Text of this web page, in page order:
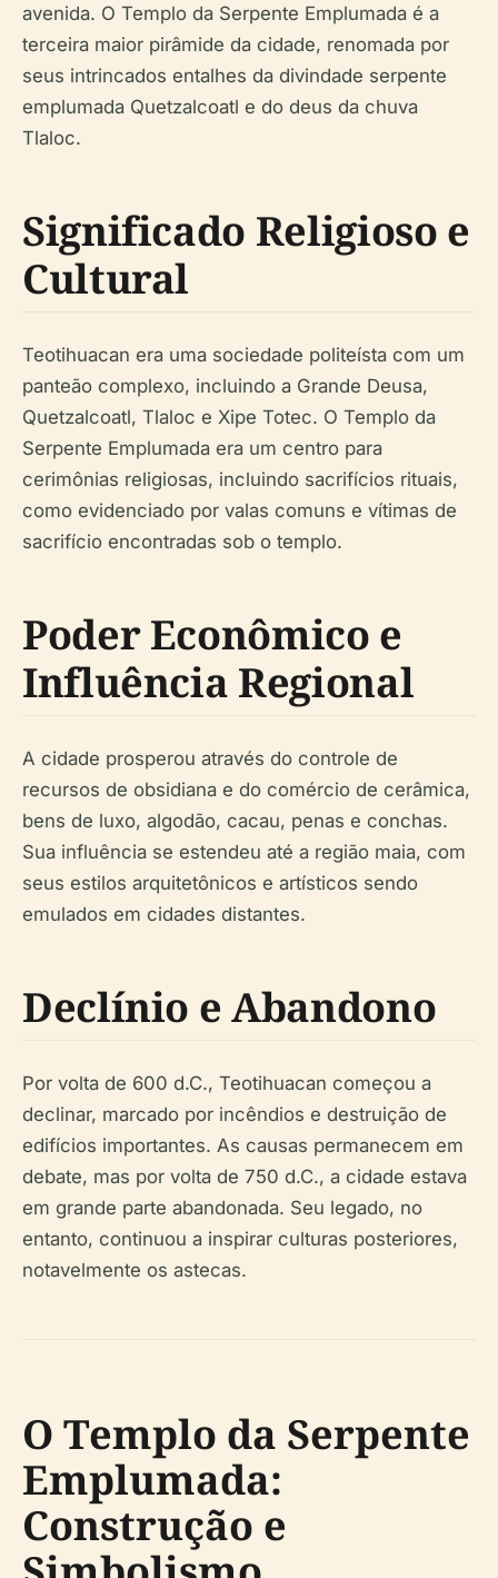
avenida. O Templo da Serpente Emplumada é a
terceira maior pirâmide da cidade, renomada por
seus intrincados entalhes da divindade serpente
emplumada Quetzalcoatl e do deus da chuva
Tlaloc.
Significado Religioso e
Cultural
Teotihuacan era uma sociedade politeísta com um
panteão complexo, incluindo a Grande Deusa,
Quetzalcoatl, Tlaloc e Xipe Totec. O Templo da
Serpente Emplumada era um centro para
cerimônias religiosas, incluindo sacrifícios rituais,
como evidenciado por valas comuns e vítimas de
sacrifício encontradas sob o templo.
Poder Econômico e
Influência Regional
A cidade prosperou através do controle de
recursos de obsidiana e do comércio de cerâmica,
bens de luxo, algodão, cacau, penas e conchas.
Sua influência se estendeu até a região maia, com
seus estilos arquitetônicos e artísticos sendo
emulados em cidades distantes.
Declínio e Abandono
Por volta de 600 d.C., Teotihuacan começou a
declinar, marcado por incêndios e destruição de
edifícios importantes. As causas permanecem em
debate, mas por volta de 750 d.C., a cidade estava
em grande parte abandonada. Seu legado, no
entanto, continuou a inspirar culturas posteriores,
notavelmente os astecas.
O Templo da Serpente
Emplumada:
Construção e